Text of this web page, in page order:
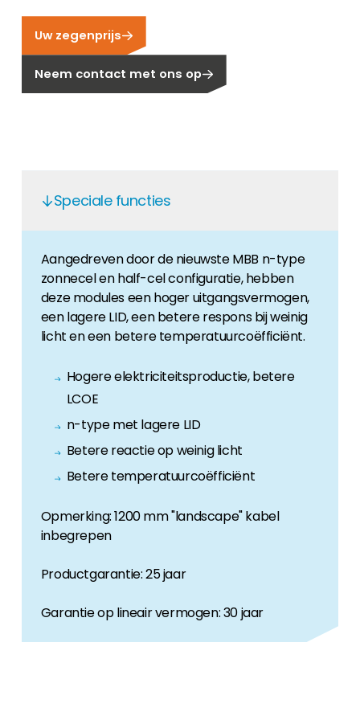
Carrière
Ben je op zoek naar een baan in de
hernieuwbare energiesector? Dan ben je hier
aan het juiste adres!
Uw zegenprijs
Neem contact met ons op
Speciale functies
Aangedreven door de nieuwste MBB n-type
zonnecel en half-cel configuratie, hebben
deze modules een hoger uitgangsvermogen,
een lagere LID, een betere respons bij weinig
licht en een betere temperatuurcoëfficiënt.
Hogere elektriciteitsproductie, betere
LCOE
n-type met lagere LID
Betere reactie op weinig licht
Betere temperatuurcoëfficiënt
Opmerking: 1200 mm "landscape" kabel
inbegrepen
Productgarantie: 25 jaar
Garantie op lineair vermogen: 30 jaar